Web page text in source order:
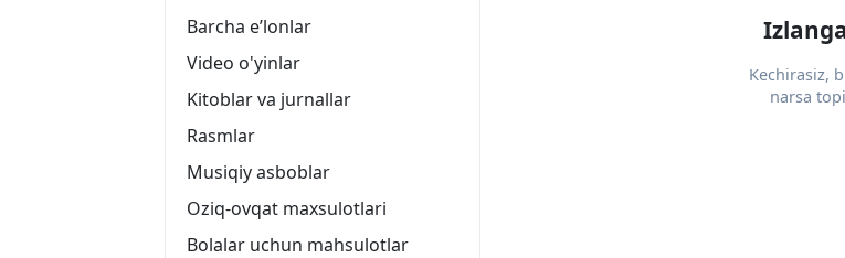
Kechirasiz,
narsa
Barcha eʼlonlar
Video o'yinlar
Kitoblar va jurnallar
Rasmlar
Musiqiy asboblar
Oziq-ovqat maxsulotlari
Bolalar uchun mahsulotlar